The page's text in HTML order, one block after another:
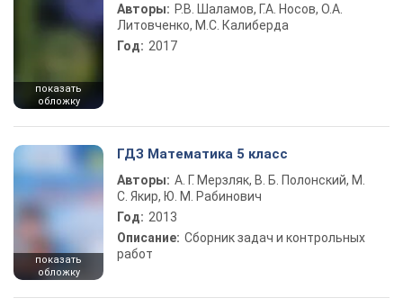
показать
обложку
Авторы: Р.В. Шаламов, Г.А. Носов, О.А.
Литовченко, М.С. Калиберда
Год: 2017
показать
обложку
ГДЗ Математика 5 класс
Авторы: А. Г. Мерзляк, В. Б. Полонский, М.
С. Якир, Ю. М. Рабинович
Год: 2013
Описание: Сборник задач и контрольных
работ